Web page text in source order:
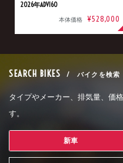
2026年ADV160
本体価格 ¥528,000
SEARCH BIKES / バイクを検索
タイプやメーカー、排気量、価
す。
新車